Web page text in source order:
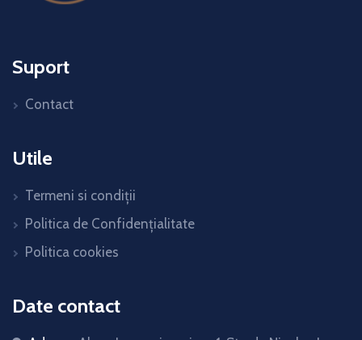
Suport
Contact
Utile
Termeni si condiții
Politica de Confidențialitate
Politica cookies
Date contact